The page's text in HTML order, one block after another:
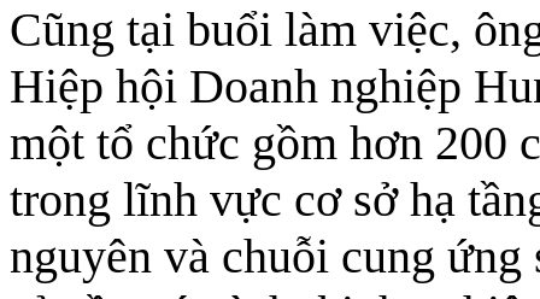
Cũng tại buổi làm việc,
Hiệp hội Doanh nghiệp
một tổ chức gồm hơn 200
trong lĩnh vực cơ sở hạ
nguyên và chuỗi cung